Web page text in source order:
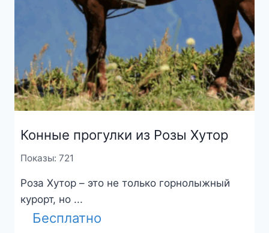
Конные прогулки из Розы Хутор
Показы: 721
Роза Хутор – это не только горнолыжный
курорт, но ...
Бесплатно